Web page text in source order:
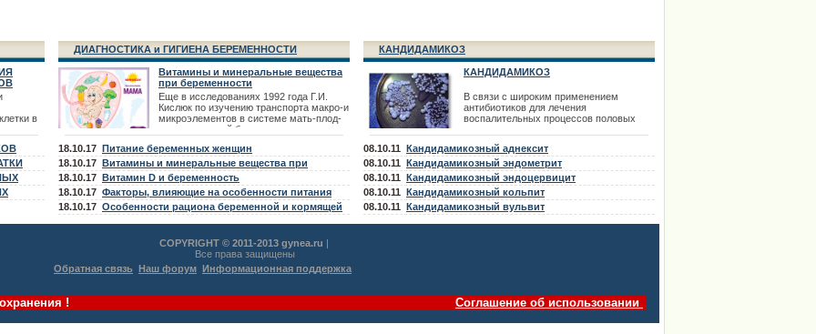
в
К
ДИАГНОСТИКА и ГИГИЕНА БЕРЕМЕННОСТИ
Витамины и минеральные вещества
при беременности
Еще в исследованиях 1992 года Г.И.
Кислюк по изучению транспорта макро-и
микроэлементов в системе мать-плод-
новорожденный были выявлены -
18.10.17 Питание беременных женщин
18.10.17 Витамины и минеральные вещества при
планировании беременности
18.10.17 Витамин D и беременность
18.10.17 Факторы, влияющие на особенности питания
беременной и кормящей женщины
18.10.17 Особенности рациона беременной и кормящей
КАНДИДАМИКОЗ
КАНДИДАМИКОЗ
В связи с широким применением
антибиотиков для лечения
воспалительных процессов половых
половых органов. Кандидамикоз может
быть первичным заболеванием и как
осложнение антибиотикотерапии.
Кандидамикоз (кандидоз, молочница)
вызывается дрожжеподобными грибами
р
08.10.11 Кандидамикозный аднексит
08.10.11 Кандидамикозный эндометрит
08.10.11 Кандидамикозный эндоцервицит
08.10.11 Кандидамикозный кольпит
08.10.11 Кандидамикозный вульвит
COPYRIGHT © 2011-2013 gynea.ru |
Все права защищены
Обратная связь Наш форум Информационная поддержка
! Соглашение об использовании